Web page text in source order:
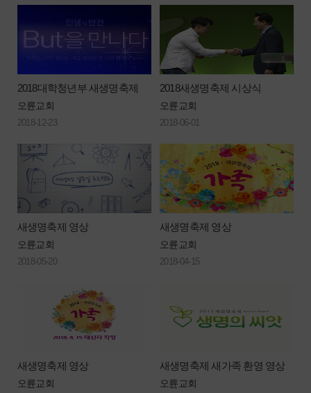
2018대학청년부 새생명축제
오륜교회
2018-12-23
2018새생명축제 시상식
오륜교회
2018-06-01
새생명축제 영상
오륜교회
2018-05-20
새생명축제 영상
오륜교회
2018-04-15
새생명축제 영상
오륜교회
새생명축제 새가족 환영 영상
오륜교회